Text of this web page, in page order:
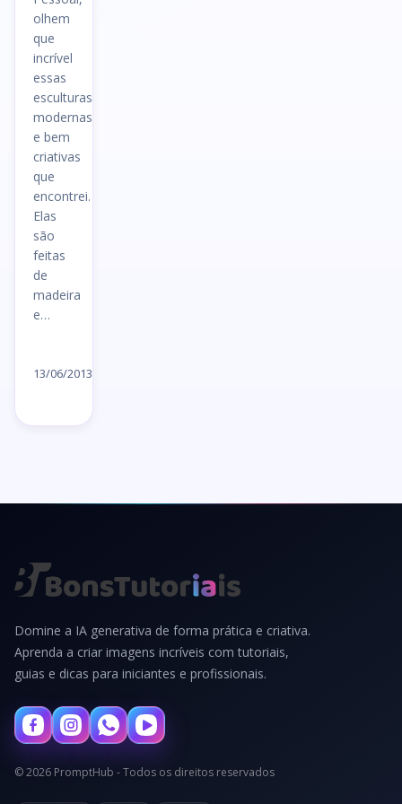
olhem
que
incrível
essas
esculturas
modernas
e bem
criativas
que
encontrei.
Elas
são
feitas
de
madeira
e…
13/06/2013
Domine a IA generativa de forma prática e criativa.
Aprenda a criar imagens incríveis com tutoriais,
guias e dicas para iniciantes e profissionais.
© 2026 PromptHub - Todos os direitos reservados